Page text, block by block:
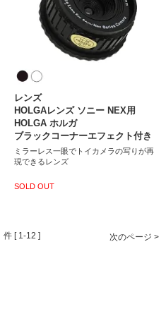
レンズ
HOLGAレンズ ソニー NEX用
HOLGA ホルガ
ブラックコーナーエフェクト付き
ミラーレス一眼でトイカメラの写りが再
現できるレンズ
SOLD OUT
次のページ >
件 [ 1-12 ]